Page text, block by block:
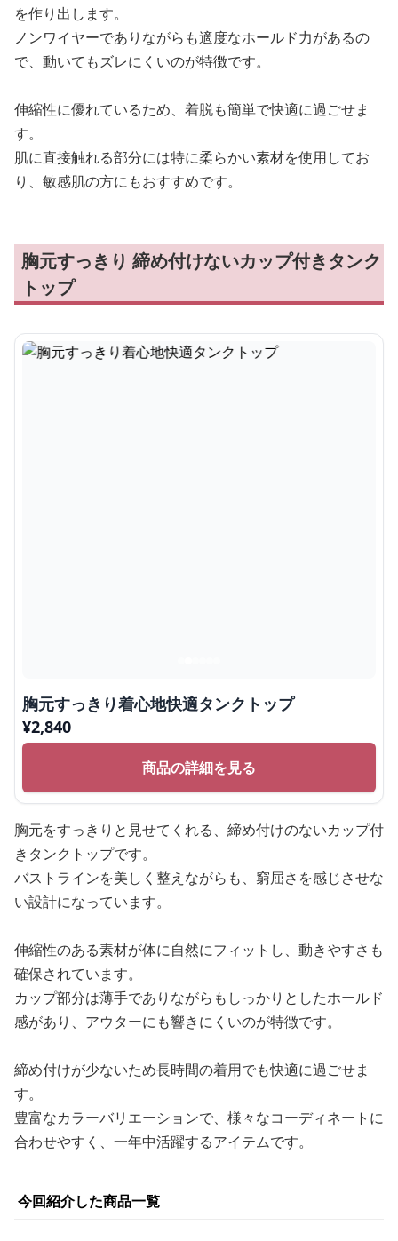
を作り出します。
ノンワイヤーでありながらも適度なホールド力があるの
で、動いてもズレにくいのが特徴です。
伸縮性に優れているため、着脱も簡単で快適に過ごせま
す。
肌に直接触れる部分には特に柔らかい素材を使用してお
り、敏感肌の方にもおすすめです。
胸元すっきり 締め付けないカップ付きタンク
トップ
胸元すっきり着心地快適タンクトップ
¥2,840
商品の詳細を見る
胸元をすっきりと見せてくれる、締め付けのないカップ付
きタンクトップです。
バストラインを美しく整えながらも、窮屈さを感じさせな
い設計になっています。
伸縮性のある素材が体に自然にフィットし、動きやすさも
確保されています。
カップ部分は薄手でありながらもしっかりとしたホールド
感があり、アウターにも響きにくいのが特徴です。
締め付けが少ないため長時間の着用でも快適に過ごせま
す。
豊富なカラーバリエーションで、様々なコーディネートに
合わせやすく、一年中活躍するアイテムです。
今回紹介した商品一覧